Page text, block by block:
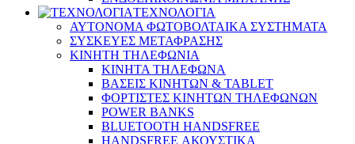
ΤΕΧΝΟΛΟΓΙΑ
ΑΥΤΟΝΟΜΑ ΦΩΤΟΒΟΛΤΑΙΚΑ ΣΥΣΤΗΜΑΤΑ
ΣΥΣΚΕΥΕΣ ΜΕΤΑΦΡΑΣΗΣ
ΚΙΝΗΤΗ ΤΗΛΕΦΩΝΙΑ
ΚΙΝΗΤΑ ΤΗΛΕΦΩΝΑ
ΒΑΣΕΙΣ ΚΙΝΗΤΩΝ & TABLET
ΦΟΡΤΙΣΤΕΣ ΚΙΝΗΤΩΝ ΤΗΛΕΦΩΝΩΝ
POWER BANKS
BLUETOOTH HANDSFREE
HANDSFREE ΑΚΟΥΣΤΙΚΑ